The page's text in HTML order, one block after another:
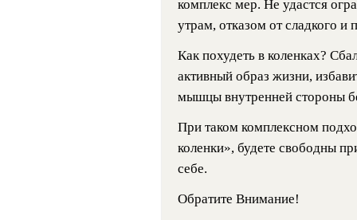
комплекс мер. Не удастся
утрам, отказом от сладкого
Как похудеть в коленках?
активный образ жизни,
мышцы внутренней стороны
При таком комплексном
коленки», будете свободны
себе.
Обратите Внимание!